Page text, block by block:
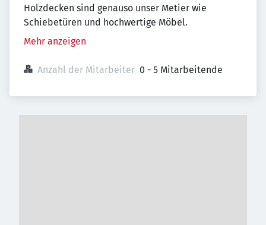
Holzdecken sind genauso unser Metier wie
Schiebetüren und hochwertige Möbel.
Mehr anzeigen
Anzahl der Mitarbeiter 0 - 5 Mitarbeitende